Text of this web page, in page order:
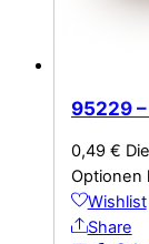
95229
0,49 €
Optionen
Wishlist
Share